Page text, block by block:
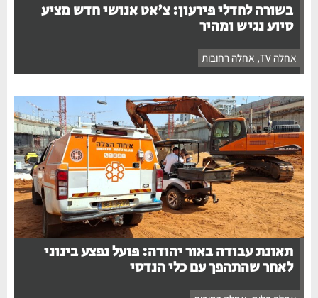
בשורה לחדלי פירעון: צ'אט אנושי חדש מציע
סיוע נגיש ומהיר
אחלה TV , אחלה רחובות
תאונת עבודה באור יהודה: פועל נפצע בינוני
לאחר שהתהפך עם כלי הנדסי